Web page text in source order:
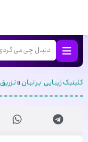
کلینیک زیبایی ایرانیان»تزریق